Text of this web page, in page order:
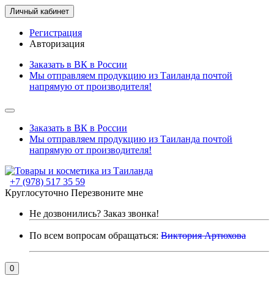
Личный кабинет
Регистрация
Авторизация
Заказать в ВК в России
Мы отправляем продукцию из Таиланда почтой
напрямую от производителя!
Заказать в ВК в России
Мы отправляем продукцию из Таиланда почтой
напрямую от производителя!
+7 (978) 517 35 59
Круглосуточно Перезвоните мне
Не дозвонились? Заказ звонка!
По всем вопросам обращаться: Виктория Артюхова
0